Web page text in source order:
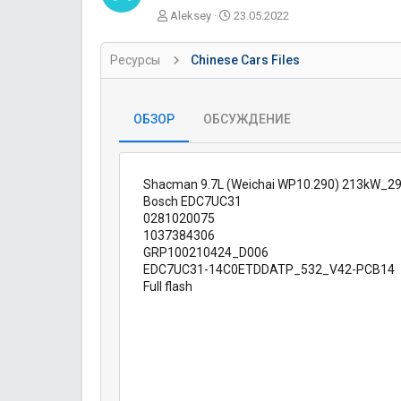
А
т
о
р
Aleksey
Д
т
а
с
з
д
а
я
23.05.2022
Ресурсы Chinese Cars Files
ОБЗОР ОБСУЖДЕНИЕ
Shacman 9.7L (Weichai WP10.290)
Bosch EDC7UC31
0281020075
1037384306
GRP100210424_D006
EDC7UC31-14C0ETDDATP_532_V42-PCB14
Full flash